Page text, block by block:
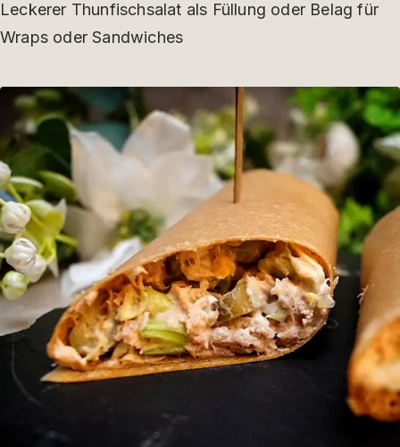
Leckerer Thunfischsalat als Füllung oder Belag für
Wraps oder Sandwiches